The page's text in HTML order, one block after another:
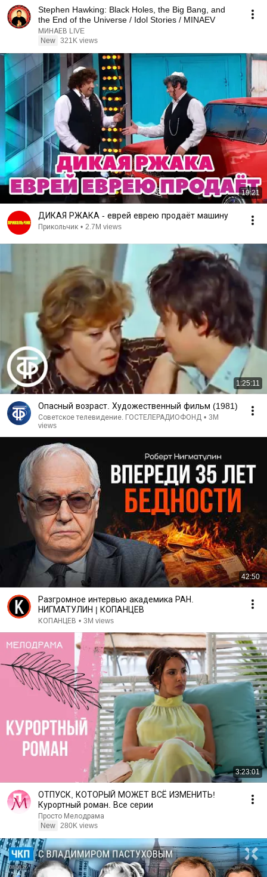
Stephen Hawking: Black Holes, the Big Bang, and
the End of the Universe / Idol Stories / MINAEV
МИНАЕВ LIVE
New 321K views
19:21
ДИКАЯ РЖАКА - еврей еврею продаёт машину
Прикольчик • 2.7M views
1:25:11
Опасный возраст. Художественный фильм (1981)
Советское телевидение. ГОСТЕЛЕРАДИОФОНД • 3M
views
42:50
Разгромное интервью академика РАН.
НИГМАТУЛИН | КОПАНЦЕВ
КОПАНЦЕВ • 3M views
3:23:01
ОТПУСК, КОТОРЫЙ МОЖЕТ ВСЁ ИЗМЕНИТЬ!
Курортный роман. Все серии
Просто Мелодрама
New 280K views